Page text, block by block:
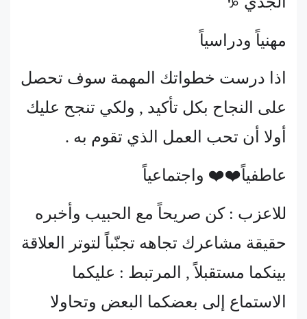
مهنياً ودراسياً
اذا درست خطواتك المهمة سوف تحصل
على النجاح بكل تأكيد , ولكي تنجح عليك
أولا أن تحب العمل الذي تقوم به .
عاطفياً❤️❤️ واجتماعياً
للاعزب : كن صريحاً مع الحبيب وأخبره
حقيقة مشاعرك تجاهه تجنّباً لتوتر العلاقة
بينكما مستقبلاً , المرتبط : عليكما
الاستماع إلى بعضكما البعض وتحاولا